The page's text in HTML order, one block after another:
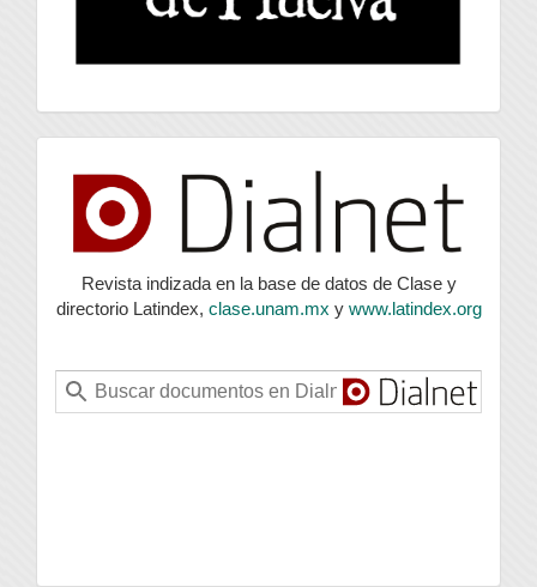
index
Revista indizada en la base de datos de Clase y
directorio Latindex, clase.unam.mx y www.latindex.org